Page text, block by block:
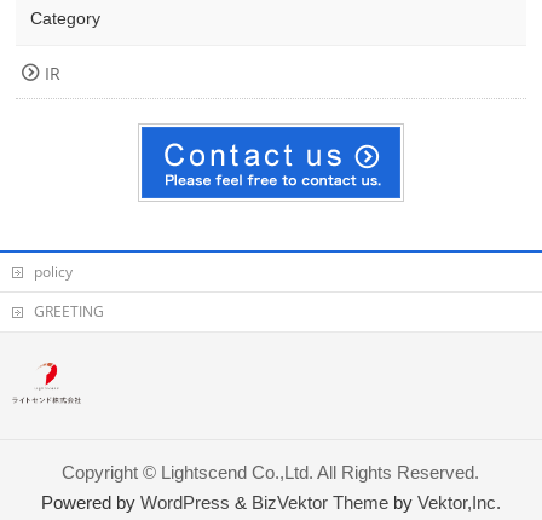
Category
IR
policy
GREETING
Copyright © Lightscend Co.,Ltd. All Rights Reserved.
Powered by WordPress & BizVektor Themeby Vektor,Inc.